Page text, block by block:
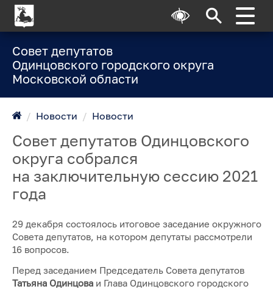
Совет депутатов
Одинцовского городского округа
Московской области
/ Новости / Новости
Совет депутатов Одинцовского
округа собрался
на заключительную сессию 2021
года
29 декабря состоялось итоговое заседание окружного
Совета депутатов, на котором депутаты рассмотрели
16 вопросов.
Перед заседанием Председатель Совета депутатов
Татьяна Одинцоваи Глава Одинцовского городского